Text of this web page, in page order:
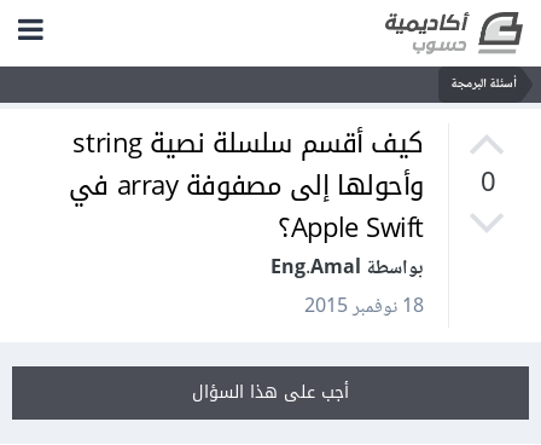
أسئلة البرمجة
0
كيف أقسم سلسلة نصية string
وأحولها إلى مصفوفة array في
Apple Swift؟
بواسطة Eng.Amal
18 نوفمبر 2015
أجب على هذا السؤال